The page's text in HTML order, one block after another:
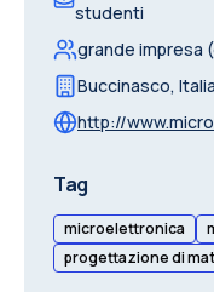
studenti
grande impresa
Buccinasco, Italia
http://
Tag
microelettronica
progettazione di